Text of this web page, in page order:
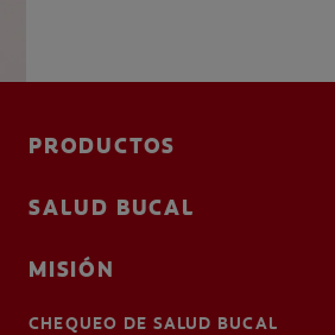
PRODUCTOS
SALUD BUCAL
MISIÓN
CHEQUEO DE SALUD BUCAL